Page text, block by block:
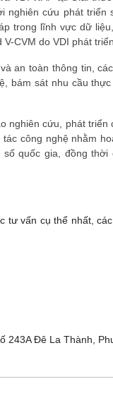
nghiên cứu phát
trong lĩnh vực dữ
V-CVM do VDI phát
an toàn thông tin,
bám sát nhu cầu
nghiên cứu, phát
công nghệ nhằm
quốc gia, đồng
tư vấn cụ thể nhất,
243A Đê La Thành,